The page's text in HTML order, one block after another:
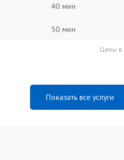
40 мин
50 мин
Цены в
Показать все услуги